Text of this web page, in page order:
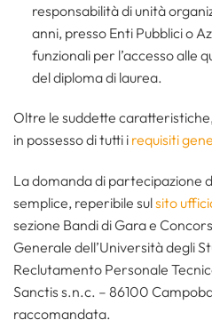
responsabilità di unità
anni, presso Enti Pubblici o
funzionali per l’accesso alle
del diploma di laurea.
Oltre le suddette
in possesso di tutti i requisiti
La domanda di partecipazione
semplice, reperibile sulsito
sezione Bandi di Gara e
Generale dell’Università degli
Reclutamento Personale
Sanctis s.n.c. – 86100
raccomandata.